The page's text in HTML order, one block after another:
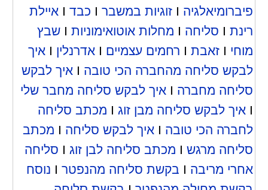
פיברומיאלגיה
זוגיות במשברI כבדI
איילת
רינתI סליחה מחלות אוטואימוניותI
שבץ
מוחי
זאבתI רחמים עצמיים אדרנלין
איך
לבקש סליחה מהחברה הכי טובה
איך לבקש
סליחה מחברה
איך לבקש סליחה מחבר שלי
I איך לבקש סליחה מבן זוג
מכתב סליחה
לחברה הכי טובה
איך לבקש סליחה
מכתב
סליחה מרגשI מכתב סליחה לבן זוג
סליחה
אחרי מריבה
בקשת סליחה מהנפטרI
נוסח